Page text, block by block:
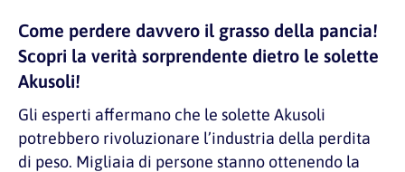
Come perdere davvero il grasso della pancia!
Scopri la verità sorprendente dietro le solette
Akusoli!
Gli esperti affermano che le solette Akusoli
potrebbero rivoluzionare l’industria della perdita
di peso. Migliaia di persone stanno ottenendo la